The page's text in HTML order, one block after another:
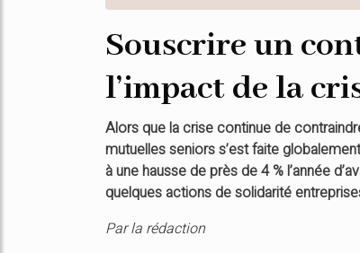
Souscrire un
l’impact de la
Alors que la crise continue de
mutuelles seniors s’est faite
à une hausse de près de 4 % l’année
quelques actions de solidarité
Par la rédaction